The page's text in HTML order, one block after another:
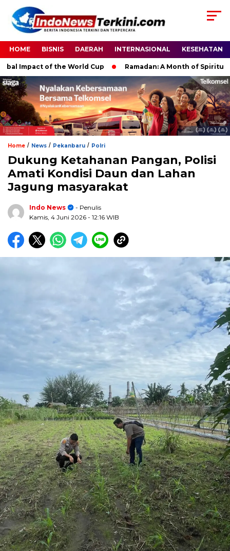
HOME BISNIS DAERAH INTERNASIONAL KESEHATAN
of the World Cup Ramadan: A Month of Spiritual
Home / News / Pekanbaru / Polri
Dukung Ketahanan Pangan, Polisi
Amati Kondisi Daun dan Lahan
Jagung masyarakat
Indo News
- Penulis
Kamis, 4 Juni 2026 - 12:16 WIB